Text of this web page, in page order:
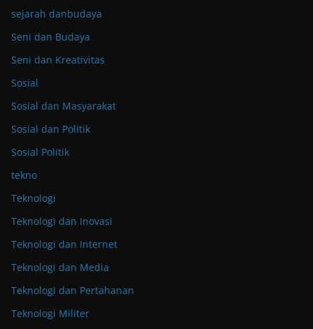
sejarah danbudaya
Seni dan Budaya
Seni dan Kreativitas
Sosial
Sosial dan Masyarakat
Sosial dan Politik
Sosial Politik
tekno
Teknologi
Teknologi dan Inovasi
Teknologi dan Internet
Teknologi dan Media
Teknologi dan Pertahanan
Teknologi Militer